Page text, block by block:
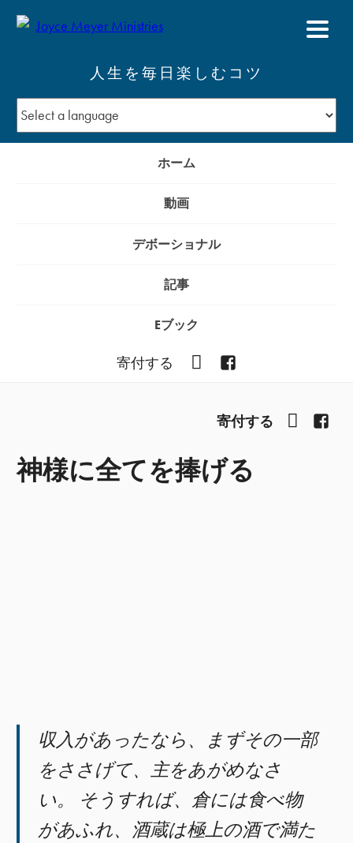
人生を毎日楽しむコツ
ホーム
動画
デボーショナル
記事
Eブック
寄付する YouTubeFacebook
寄付する
神様に全てを捧げる
収入があったなら、まずその一部
をささげて、主をあがめなさ
い。 そうすれば、倉には食べ物
があふれ、酒蔵は極上の酒で満た